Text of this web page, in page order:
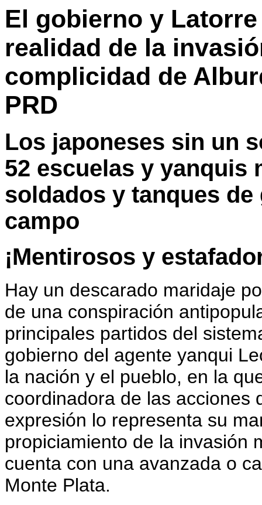
El gobierno y
realidad de la
complicidad de
PRD
Los japoneses sin un
52 escuelas y yanquis
soldados y tanques
campo
¡Mentirosos y
Hay un descarado maridaje
de una conspiración
principales partidos del
gobierno del agente yanqui
la nación y el pueblo, en la
coordinadora de las acciones
expresión lo representa su
propiciamiento de la invasión
cuenta con una avanzada o
Monte Plata.